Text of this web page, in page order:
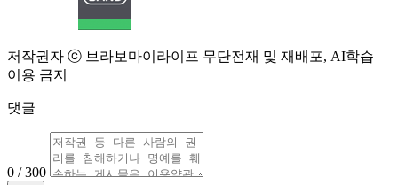
저작권자 ⓒ 브라보마이라이프 무단전재 및 재배포, AI학습
이용 금지
댓글
0 / 300